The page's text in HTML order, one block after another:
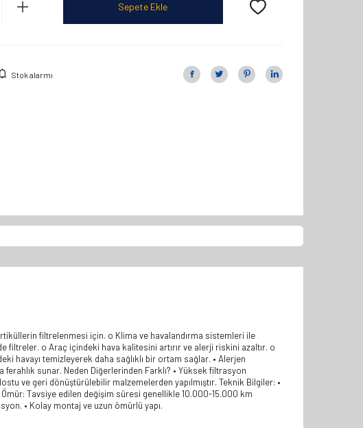
Sepete Ekle
Stok alarmı
filtrelenmesi için. o Klima ve havalandırma sistemleri ile
filtreler. o Araç içindeki hava kalitesini artırır ve alerji riskini azaltır. o
havayı temizleyerek daha sağlıklı bir ortam sağlar. • Alerjen
sunar. Neden Diğerlerinden Farklı? • Yüksek filtrasyon
ve geri dönüştürülebilir malzemelerden yapılmıştır. Teknik Bilgiler: •
Tavsiye edilen değişim süresi genellikle 10.000-15.000 km
• Kolay montaj ve uzun ömürlü yapı.